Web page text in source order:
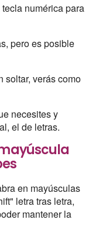
numérica para
pero es posible
soltar, verás como
necesites y
el de letras.
en mayúsculas
letra tras letra,
mantener la